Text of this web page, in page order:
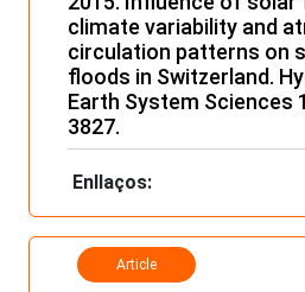
climate variability and
circulation patterns on
floods in Switzerland.
Earth System Sciences
3827.
Enllaços:
Article